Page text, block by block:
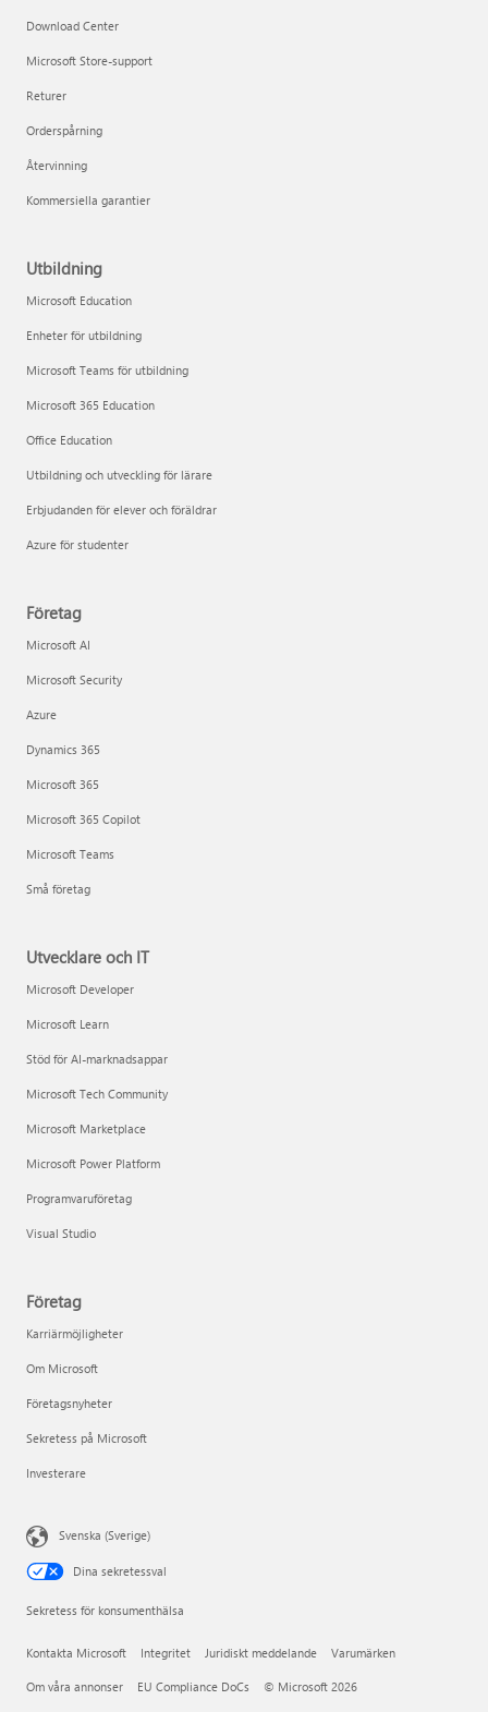
Download Center
Microsoft Store-support
Returer
Orderspårning
Återvinning
Kommersiella garantier
Utbildning
Microsoft Education
Enheter för utbildning
Microsoft Teams för utbildning
Microsoft 365 Education
Office Education
Utbildning och utveckling för lärare
Erbjudanden för elever och föräldrar
Azure för studenter
Företag
Microsoft AI
Microsoft Security
Azure
Dynamics 365
Microsoft 365
Microsoft 365 Copilot
Microsoft Teams
Små företag
Utvecklare och IT
Microsoft Developer
Microsoft Learn
Stöd för AI-marknadsappar
Microsoft Tech Community
Microsoft Marketplace
Microsoft Power Platform
Programvaruföretag
Visual Studio
Företag
Karriärmöjligheter
Om Microsoft
Företagsnyheter
Sekretess på Microsoft
Investerare
Svenska (Sverige)
Dina sekretessval
Sekretess för konsumenthälsa
Kontakta Microsoft Integritet Juridiskt meddelande Varumärken
Om våra annonser EU Compliance DoCs © Microsoft 2026